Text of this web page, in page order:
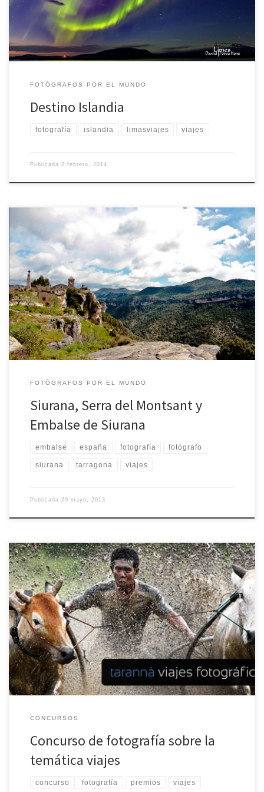
tranquilo, explicaremos los paisajes que nos rodean y
conoceremos a la fauna que […]
FOTÓGRAFOS POR EL MUNDO
Destino Islandia
fotografía islandia limasviajes viajes
Publicada 2 febrero, 2014
Uno de los lugares más interesantes para visitar (y fotografiar) en la
provincia de Tarragona es el pueblo de Siurana, agregado al
municipio de Cornudella del Montsant, a los pies de la Sierra del
mismo nombre.
FOTÓGRAFOS POR EL MUNDO
Siurana, Serra del Montsant y
Embalse de Siurana
embalse españa fotografía fotógrafo
siurana tarragona viajes
Publicada 20 mayo, 2013
El Tarannà Club de Viatges organiza un concurso de fotografía
basado específicamente en la temática de viajes. Podrá participar
de este certamen cualquier persona que cumpla estrictamente
con esa temática. El concurso está dividido por categorías según
cada continente. El premio se reparte entre las distintas categorías
y la inscripción […]
CONCURSOS
Concurso de fotografía sobre la
temática viajes
concurso fotografía premios viajes